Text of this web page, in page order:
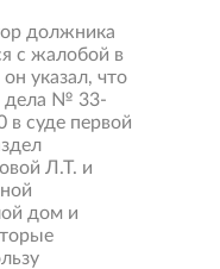
должника
с жалобой в
указал, что
дела № 33-
суде первой
Л.Т. и
дом и